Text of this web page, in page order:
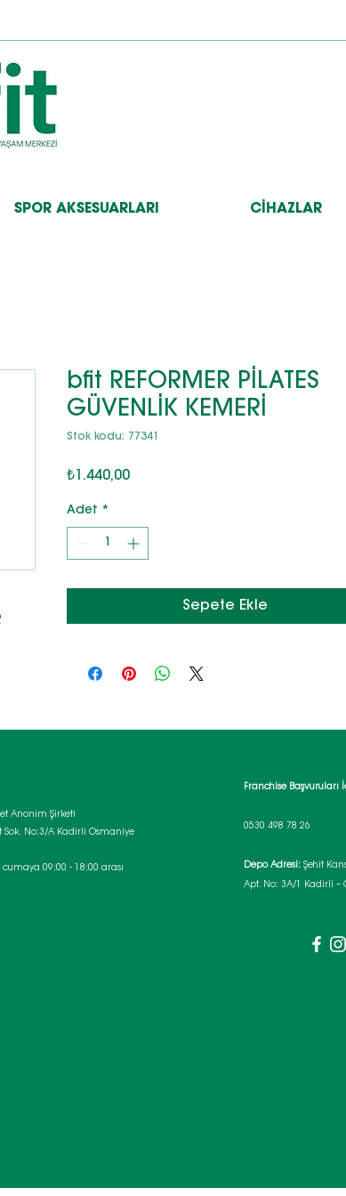
SPOR AKSESUARLARI CİHAZLAR
bfit REFORMER PİLATES
GÜVENLİK KEMERİ
Stok kodu: 77341
₺1.440,00Fiyat
Adet *
Sepete Ekle
Anonim Şirketi
Sok. No:3/A Kadirli Osmaniye
09:00 - 18:00 arası
Franchise Başvuruları
0530 498 78 26
Depo Adresi:Şehit
Apt. No: 3A/1 Kadirli –